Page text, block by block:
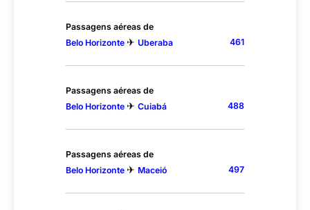
Passagens aéreas de
Belo Horizonte ✈ Uberaba 461
Passagens aéreas de
Belo Horizonte ✈ Cuiabá 488
Passagens aéreas de
Belo Horizonte ✈ Maceió 497